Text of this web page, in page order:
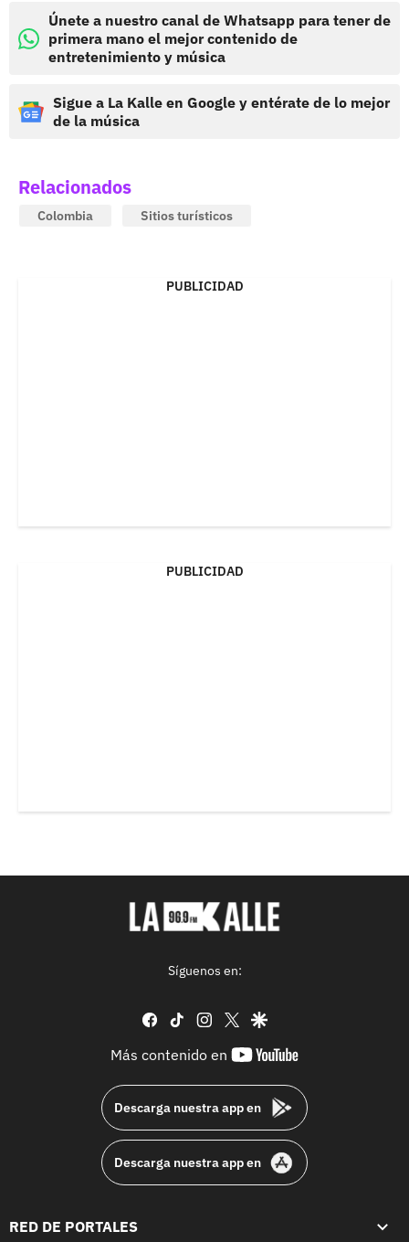
Únete a nuestro canal de Whatsapp para tener de
primera mano el mejor contenido de
entretenimiento y música
Sigue a La Kalle en Google y entérate de lo mejor
de la música
Relacionados
Colombia Sitios turísticos
PUBLICIDAD
PUBLICIDAD
Síguenos en:
facebook
tiktok instagram
twittergoogle
Más contenido en
youtube-
Descarga nuestra app en
Descarga nuestra app en
RED DE PORTALES